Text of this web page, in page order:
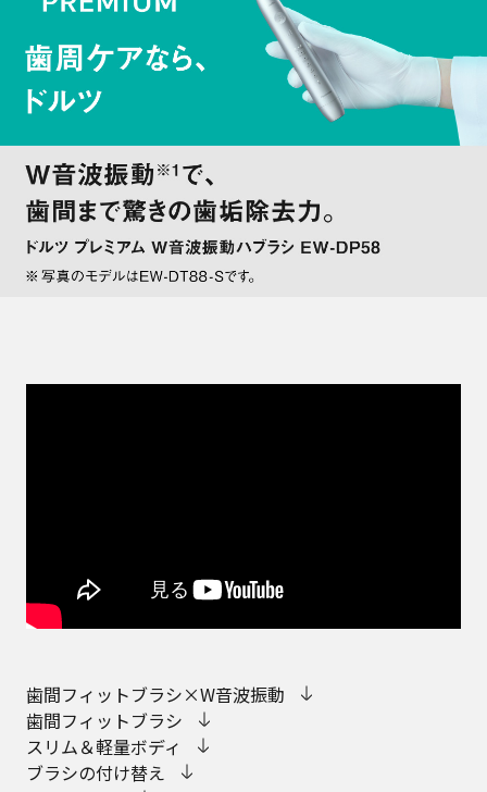
歯間フィットブラシ×W音波振動
歯間フィットブラシ
スリム＆軽量ボディ
ブラシの付け替え